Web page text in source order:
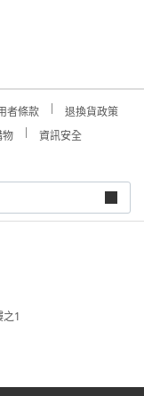
者條款
退換貨政策
物
資訊安全
1